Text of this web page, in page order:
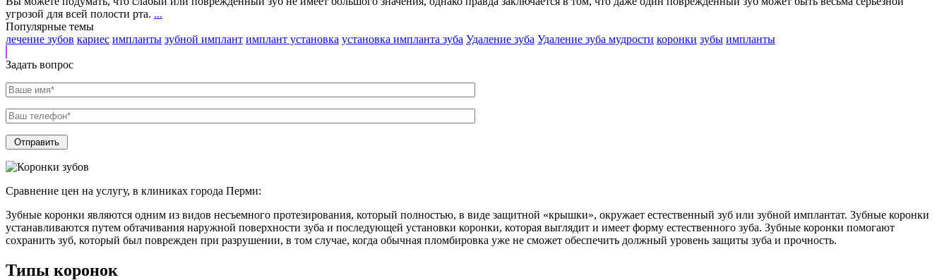
угрозой для всей полости рта. ...
Популярные темы
лечение зубов кариес импланты зубной имплант имплант установка установка импланта зуба Удаление зуба Удаление зуба мудрости коронки зубы импланты
Задать вопрос
Сравнение цен на услугу, в клиниках города Перми:
Зубные коронки являются одним из видов несъемного протезирования, который полностью, в виде защитной «крышки», окружает естественный зуб или зубной имплантат. Зубные коронки
устанавливаются путем обтачивания наружной поверхности зуба и последующей установки коронки, которая выглядит и имеет форму естественного зуба. Зубные коронки помогают
сохранить зуб, который был поврежден при разрушении, в том случае, когда обычная пломбировка уже не сможет обеспечить должный уровень защиты зуба и прочность.
Типы коронок